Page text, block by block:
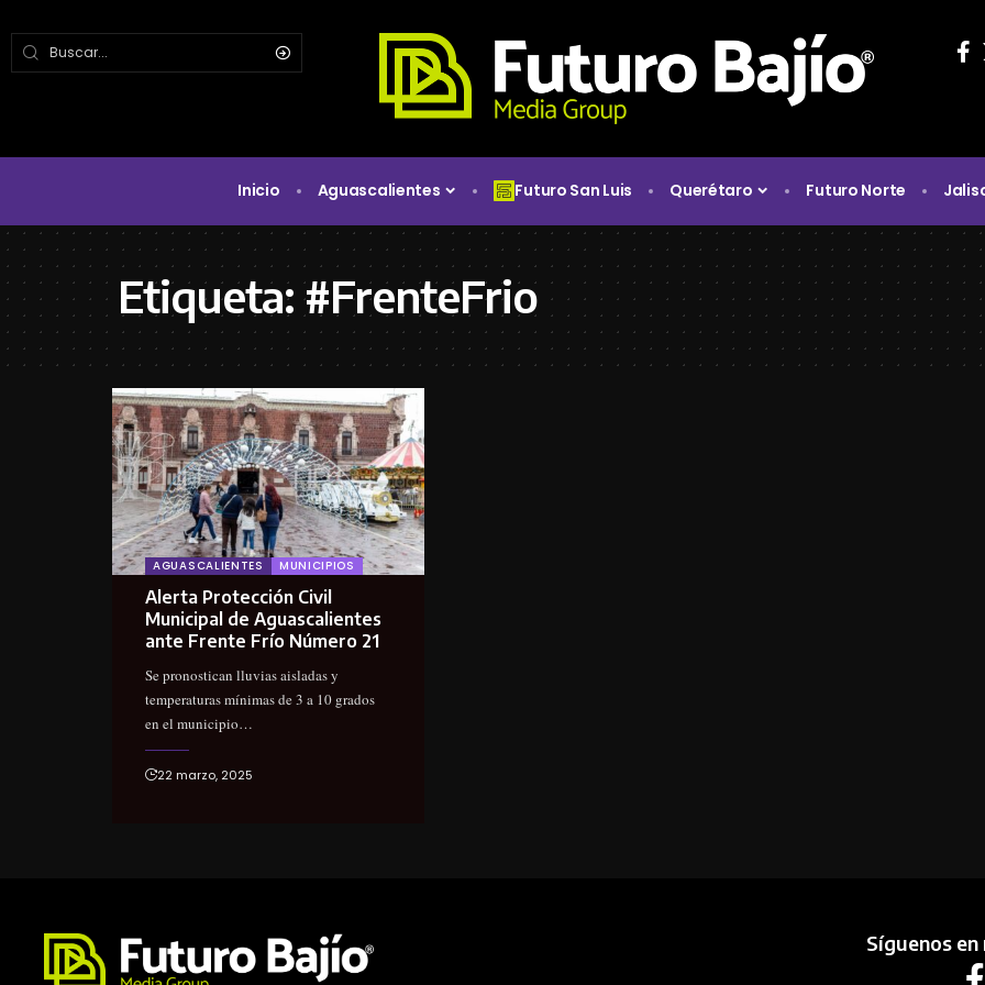
Inicio Aguascalientes Futuro San Luis Querétaro Futuro Norte
Etiqueta:#FrenteFrio
AGUASCALIENTES MUNICIPIOS
Alerta Protección Civil
Municipal de Aguascalientes
ante Frente Frío Número 21
Se pronostican lluvias aisladas y
temperaturas mínimas de 3 a 10 grados
en el municipio…
22 marzo, 2025
Síguenos